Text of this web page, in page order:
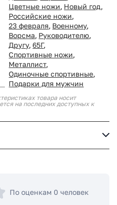
Цветные ножи, Новый год,
Российские ножи,
23 февраля, Военному,
Ворсма, Руководителю,
Другу, 65Г,
Спортивные ножи,
Металлист,
Одиночные спортивные,
Подарки для мужчин
товара носит
на последних доступных к
По оценкам 0 человек